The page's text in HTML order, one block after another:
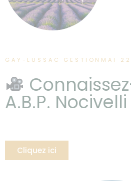
GAY-LUSSAC GESTION MAI
A.B.P. Nocivelli
Cliquez ici